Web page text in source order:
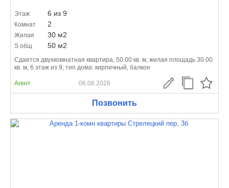
Этаж 6 из 9
Комнат 2
Жилая 30 м2
S общ 50 м2
Сдается двухкомнатная квартира, 50.00 кв. м, жилая площадь 30.00
кв. м, 6 этаж из 9, тип дома: кирпичный, балкон
Агент 06.08.2026
Позвонить